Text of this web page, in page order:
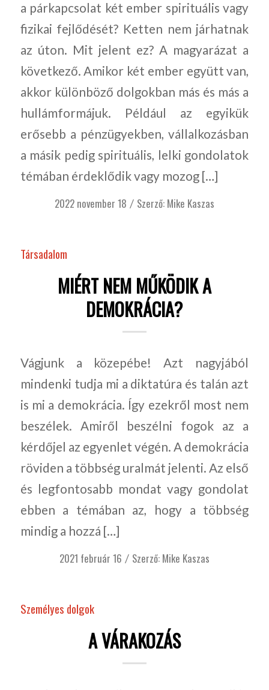
a párkapcsolat két ember spirituális vagy
fizikai fejlődését? Ketten nem járhatnak
az úton. Mit jelent ez? A magyarázat a
következő. Amikor két ember együtt van,
akkor különböző dolgokban más és más a
hullámformájuk. Például az egyikük
erősebb a pénzügyekben, vállalkozásban
a másik pedig spirituális, lelki gondolatok
témában érdeklődik vagy mozog […]
2022 november 18 / Szerző: Mike Kaszas
Társadalom
MIÉRT NEM MŰKÖDIK A
DEMOKRÁCIA?
Vágjunk a közepébe! Azt nagyjából
mindenki tudja mi a diktatúra és talán azt
is mi a demokrácia. Így ezekről most nem
beszélek. Amiről beszélni fogok az a
kérdőjel az egyenlet végén. A demokrácia
röviden a többség uralmát jelenti. Az első
és legfontosabb mondat vagy gondolat
ebben a témában az, hogy a többség
mindig a hozzá […]
2021 február 16 / Szerző: Mike Kaszas
Személyes dolgok
A VÁRAKOZÁS